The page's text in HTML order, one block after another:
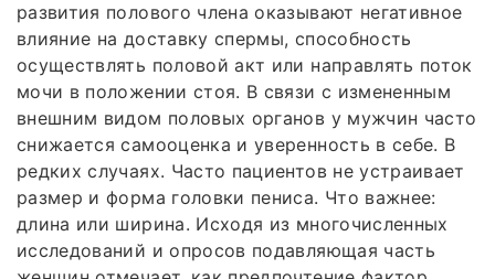
развития полового члена оказывают негативное
влияние на доставку спермы, способность
осуществлять половой акт или направлять поток
мочи в положении стоя. В связи с измененным
внешним видом половых органов у мужчин часто
снижается самооценка и уверенность в себе. В
редких случаях. Часто пациентов не устраивает
размер и форма головки пениса. Что важнее:
длина или ширина. Исходя из многочисленных
исследований и опросов подавляющая часть